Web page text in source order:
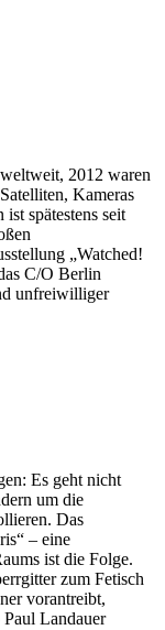
2012 waren
Kameras
spätestens seit
„Watched!
C/O Berlin
unfreiwilliger
Es geht nicht
um die
Das
– eine
ist die Folge.
zum Fetisch
vorantreibt,
Landauer